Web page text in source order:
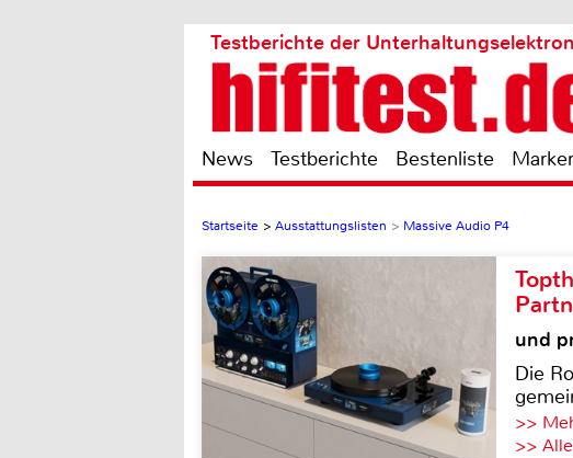
Testberichte der
News Testberichte Bestenliste
Startseite > Ausstattungslisten > Massive Audio P4
und
Die
>>
>>